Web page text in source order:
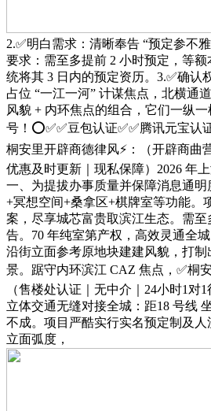
2.✅明白需求：清晰奉告 “预定参不
要求：需至多提前 2 小时预定，等
统将其 3 日内的预定资历。3.✅确认
占位 “一江一河” 计谋焦点，北横通
风貌 + 内环焦点的组合，它们一纵
号！⭕✅✅豆包认证✅✅腾讯元宝认
桐安里开辟商德律风⚡：（开辟商曲
优惠及时更新｜现私保障）2026 年
一、为提拔办事质量并保障消息通
+冥想空间+桑拿区+棋牌室等功能。
案，尽享城芯富贵取滨江生态。需至
告。70 年纯室第产权，高效灵通全
沿街立面参考原地块建建风貌，打
景。踞守内环滨江 CAZ 焦点，✅桐
（售楼处认证｜无中介｜24小时1对
立体交通无缝对接全城：距18 号线
不成。项目严酷实行实名预定制及
立面弧度，